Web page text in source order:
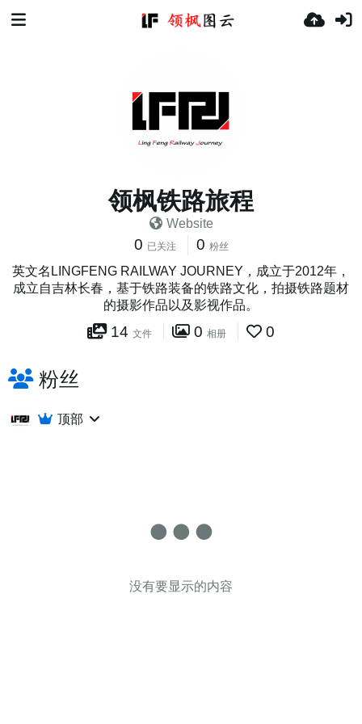
领枫铁路旅程
Website
0 已关注 0 粉丝
英文名LINGFENG RAILWAY JOURNEY，成立于2012年，
成立自吉林长春，基于铁路装备的铁路文化，拍摄铁路题材
的摄影作品以及影视作品。
14 文件 0 相册 0
粉丝
顶部
没有要显示的内容